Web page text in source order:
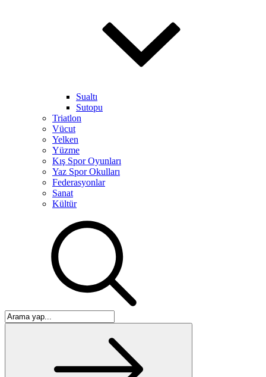
Sualtı
Sutopu
Triatlon
Vücut
Yelken
Yüzme
Kış Spor Oyunları
Yaz Spor Okulları
Federasyonlar
Sanat
Kültür